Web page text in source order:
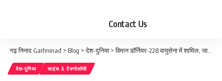
Contact Us
गढ़ निनाद Garhninad > Blog >देश-दुनिया >विमान डॉर्नियर-228 वायुसेना में शामिल, जानिए विशेषताएँ
देश-दुनिया साइंस & टेक्नोलॉजी